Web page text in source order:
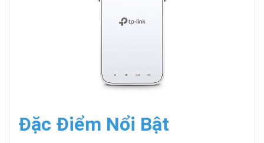
Đặc Điểm Nổi Bật